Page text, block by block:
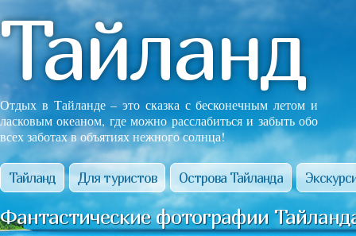
Тайланд
Отдых в Тайланде – это сказка с бесконечным летом и
ласковым океаном, где можно расслабиться и забыть обо
всех заботах в объятиях нежного солнца!
Тайланд Для туристов Острова Тайланда
Фантастические фотографии